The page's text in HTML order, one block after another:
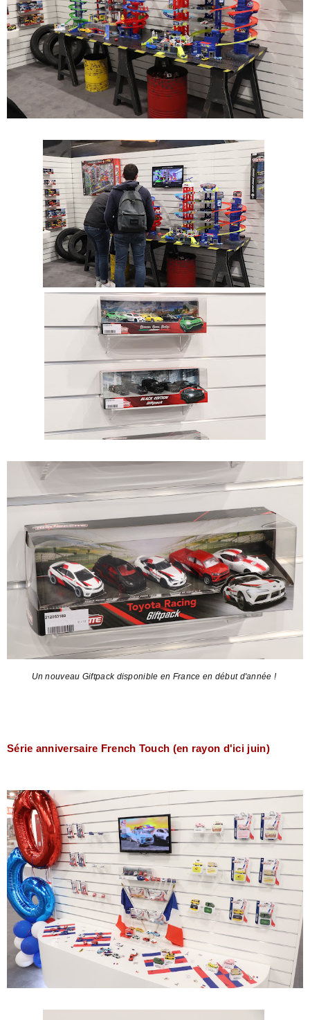
Un nouveau Giftpack disponible en France en début d'année !
Série anniversaire French Touch (en rayon d'ici juin)